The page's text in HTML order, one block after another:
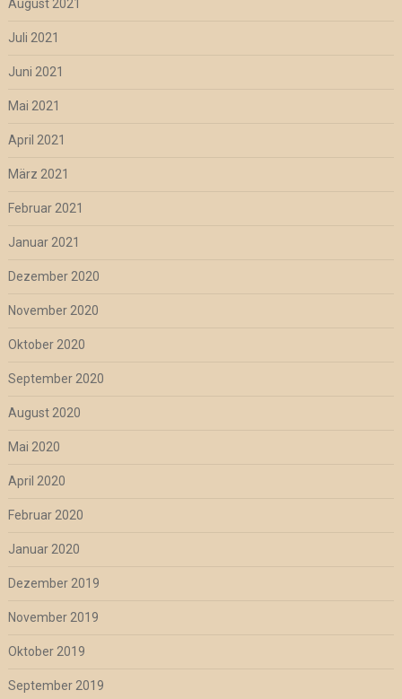
August 2021
Juli 2021
Juni 2021
Mai 2021
April 2021
März 2021
Februar 2021
Januar 2021
Dezember 2020
November 2020
Oktober 2020
September 2020
August 2020
Mai 2020
April 2020
Februar 2020
Januar 2020
Dezember 2019
November 2019
Oktober 2019
September 2019